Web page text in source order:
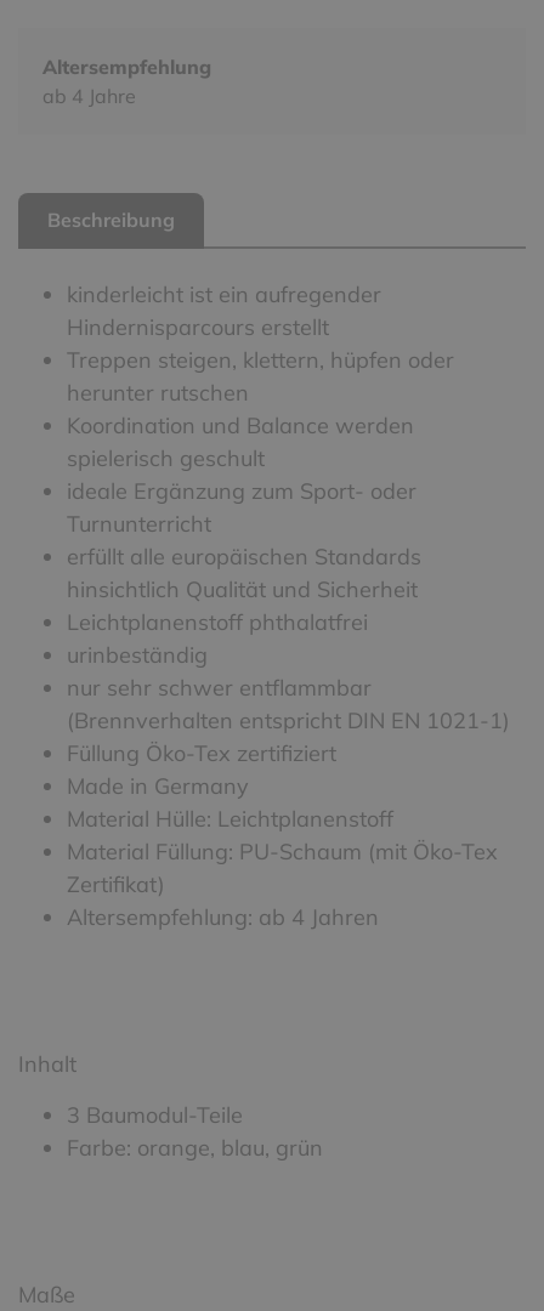
Altersempfehlung
ab 4 Jahre
Beschreibung
kinderleicht ist ein aufregender
Hindernisparcours erstellt
Treppen steigen, klettern, hüpfen oder
herunter rutschen
Koordination und Balance werden
spielerisch geschult
ideale Ergänzung zum Sport- oder
Turnunterricht
erfüllt alle europäischen Standards
hinsichtlich Qualität und Sicherheit
Leichtplanenstoff phthalatfrei
urinbeständig
nur sehr schwer entflammbar
(Brennverhalten entspricht DIN EN 1021-1)
Füllung Öko-Tex zertifiziert
Made in Germany
Material Hülle: Leichtplanenstoff
Material Füllung: PU-Schaum (mit Öko-Tex
Zertifikat)
Altersempfehlung: ab 4 Jahren
Inhalt
3 Baumodul-Teile
Farbe: orange, blau, grün
Maße